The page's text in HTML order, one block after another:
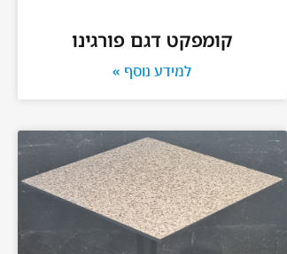
קומפקט דגם פורגינו
למידע נוסף »